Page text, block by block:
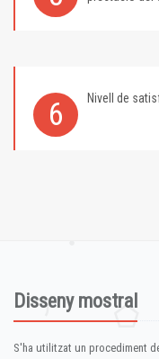
6 Nivell de
Disseny mostral
S'ha utilitzat un procediment